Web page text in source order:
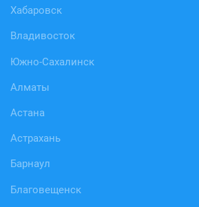
Хабаровск
Владивосток
Южно-Сахалинск
Алматы
Астана
Астрахань
Барнаул
Благовещенск